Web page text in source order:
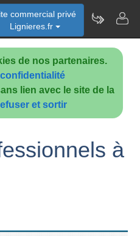
de nos partenaires.
lien avec le site de la
et sortir
commercial privé
Lignieres.fr
à